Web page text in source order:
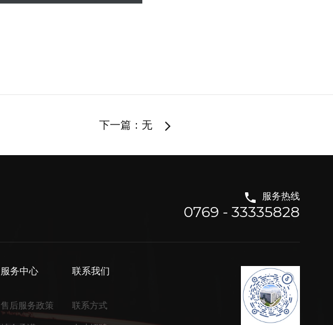
下一篇：无
服务热线
0769 - 33335828
服务中心
售后服务政策
联系我们
联系方式